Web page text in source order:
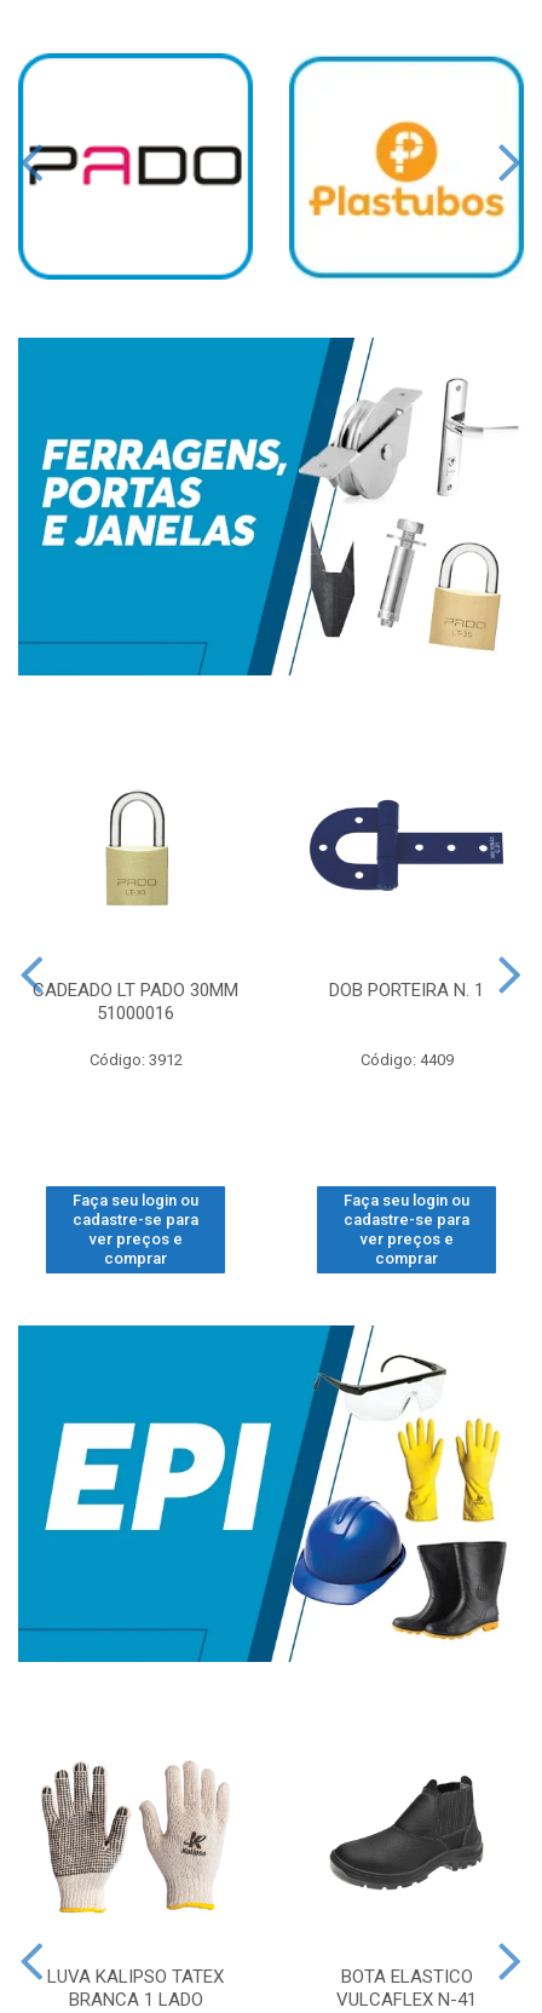
CADEADO LT PADO 30MM
51000016
Código: 3912
Faça seu login ou
cadastre-se para
ver preços e
comprar
DOB PORTEIRA N. 1
Código: 4409
Faça seu login ou
cadastre-se para
ver preços e
comprar
LUVA KALIPSO TATEX
BRANCA 1 LADO
BOTA ELASTICO
VULCAFLEX N-41